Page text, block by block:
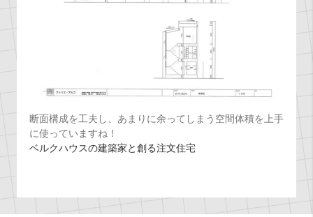
断面構成を工夫し、あまりに余ってしまう空間体積を上手
に使っていますね！
ベルクハウスの建築家と創る注文住宅